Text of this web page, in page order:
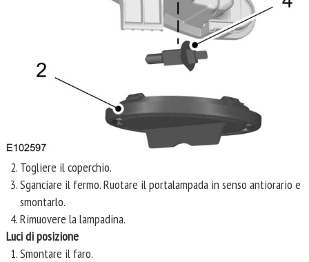
Togliere il coperchio.
Sganciare il fermo. Ruotare il portalampada in senso antiorario e
smontarlo.
Rimuovere la lampadina.
Luci di posizione
Smontare il faro.